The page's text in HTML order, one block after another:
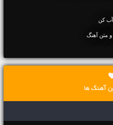
آب کن
و متن آهنگ
آهنگ ها